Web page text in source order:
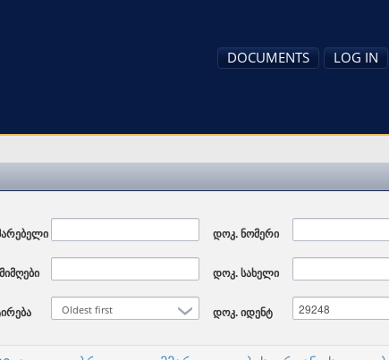
DOCUMENTS LOG IN
დოკ. ნომერი
დოკ. სახელი
Oldest first დოკ. იდენტ